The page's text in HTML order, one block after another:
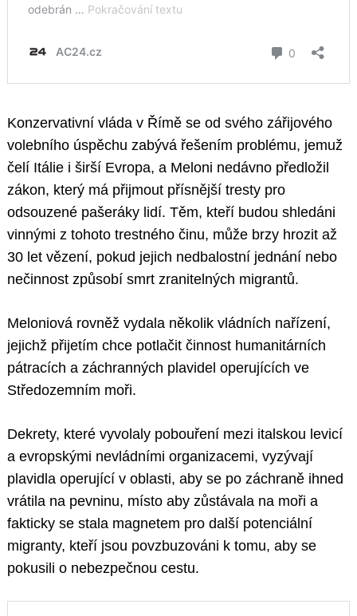
Konzervativní vláda v Římě se od svého zářijového
volebního úspěchu zabývá řešením problému, jemuž
čelí Itálie i širší Evropa, a Meloni nedávno předložil
zákon, který má přijmout přísnější tresty pro
odsouzené pašeráky lidí. Těm, kteří budou shledáni
vinnými z tohoto trestného činu, může brzy hrozit až
30 let vězení, pokud jejich nedbalostní jednání nebo
nečinnost způsobí smrt zranitelných migrantů.
Meloniová rovněž vydala několik vládních nařízení,
jejichž přijetím chce potlačit činnost humanitárních
pátracích a záchranných plavidel operujících ve
Středozemním moři.
Dekrety, které vyvolaly pobouření mezi italskou levicí
a evropskými nevládními organizacemi, vyzývají
plavidla operující v oblasti, aby se po záchraně ihned
vrátila na pevninu, místo aby zůstávala na moři a
fakticky se stala magnetem pro další potenciální
migranty, kteří jsou povzbuzováni k tomu, aby se
pokusili o nebezpečnou cestu.